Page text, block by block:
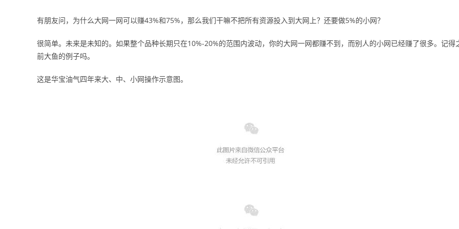
有朋友问，为什么大网一网可以赚43%和75%，那么我们干嘛不把所有资源投入到大网上？还要做5%的小网？
很简单。未来是未知的。如果整个品种长期只在10%-20%的范围内波动，你的大网一网都赚不到，而别人的小网已经赚了很多。记得
前大鱼的例子吗。
这是华宝油气四年来大、中、小网操作示意图。